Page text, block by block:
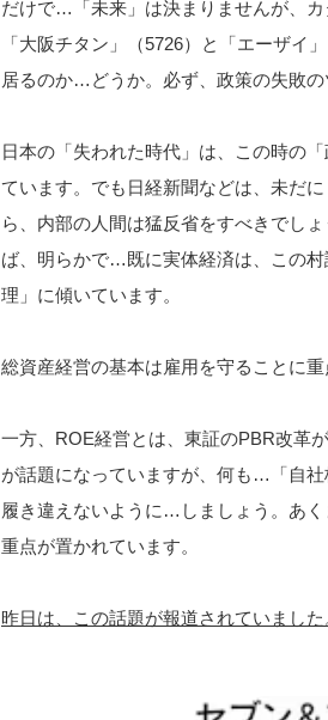
だけで…「未来」は決まりませんが、
「大阪チタン」（5726）と「エーザイ
居るのか…どうか。必ず、政策の失敗の
日本の「失われた時代」は、この時の
ています。でも日経新聞などは、未だ
ら、内部の人間は猛反省をすべきでし
ば、明らかで…既に実体経済は、この
理」に傾いています。
総資産経営の基本は雇用を守ることに
一方、ROE経営とは、東証のPBR改革
が話題になっていますが、何も…「自社
履き違えないように…しましょう。あ
重点が置かれています。
昨日は、この話題が報道されていまし